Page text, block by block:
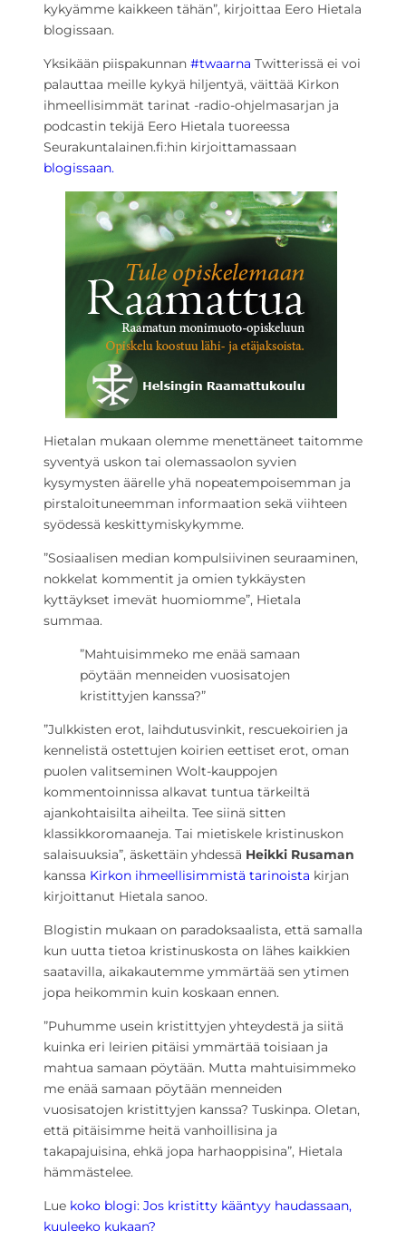
kykyämme kaikkeen tähän”, kirjoittaa Eero Hietala
blogissaan.
Yksikään piispakunnan #twaarna Twitterissä ei voi
palauttaa meille kykyä hiljentyä, väittää Kirkon
ihmeellisimmät tarinat -radio-ohjelmasarjan ja
podcastin tekijä Eero Hietala tuoreessa
Seurakuntalainen.fi:hin kirjoittamassaan
blogissaan.
Hietalan mukaan olemme menettäneet taitomme
syventyä uskon tai olemassaolon syvien
kysymysten äärelle yhä nopeatempoisemman ja
pirstaloituneemman informaation sekä viihteen
syödessä keskittymiskykymme.
”Sosiaalisen median kompulsiivinen seuraaminen,
nokkelat kommentit ja omien tykkäysten
kyttäykset imevät huomiomme”, Hietala
summaa.
”Mahtuisimmeko me enää samaan
pöytään menneiden vuosisatojen
kristittyjen kanssa?”
”Julkkisten erot, laihdutusvinkit, rescuekoirien ja
kennelistä ostettujen koirien eettiset erot, oman
puolen valitseminen Wolt-kauppojen
kommentoinnissa alkavat tuntua tärkeiltä
ajankohtaisilta aiheilta. Tee siinä sitten
klassikkoromaaneja. Tai mietiskele kristinuskon
salaisuuksia”, äskettäin yhdessä Heikki Rusaman
kanssa Kirkon ihmeellisimmistä tarinoista kirjan
kirjoittanut Hietala sanoo.
Blogistin mukaan on paradoksaalista, että samalla
kun uutta tietoa kristinuskosta on lähes kaikkien
saatavilla, aikakautemme ymmärtää sen ytimen
jopa heikommin kuin koskaan ennen.
”Puhumme usein kristittyjen yhteydestä ja siitä
kuinka eri leirien pitäisi ymmärtää toisiaan ja
mahtua samaan pöytään. Mutta mahtuisimmeko
me enää samaan pöytään menneiden
vuosisatojen kristittyjen kanssa? Tuskinpa. Oletan,
että pitäisimme heitä vanhoillisina ja
takapajuisina, ehkä jopa harhaoppisina”, Hietala
hämmästelee.
Lue koko blogi: Jos kristitty kääntyy haudassaan,
kuuleeko kukaan?